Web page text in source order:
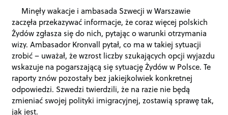
Minęły wakacje i ambasada Szwecji w Warszawie
zaczęła przekazywać informacje, że coraz więcej polskich
Żydów zgłasza się do nich, pytając o warunki otrzymania
wizy. Ambasador Kronvall pytał, co ma w takiej sytuacji
zrobić – uważał, że wzrost liczby szukających opcji wyjazdu
wskazuje na pogarszającą się sytuację Żydów w Polsce. Te
raporty znów pozostały bez jakiejkolwiek konkretnej
odpowiedzi. Szwedzi twierdzili, że na razie nie będą
zmieniać swojej polityki imigracyjnej, zostawią sprawę tak,
jak jest.